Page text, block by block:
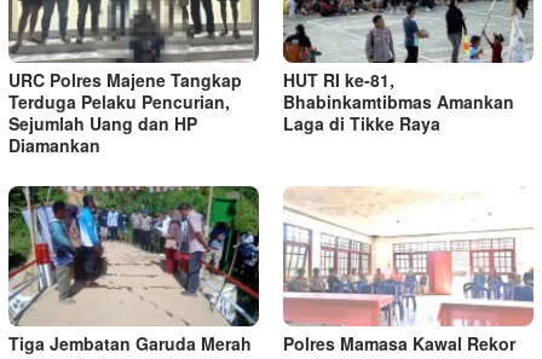
URC Polres Majene Tangkap
Terduga Pelaku Pencurian,
Sejumlah Uang dan HP
Diamankan
HUT RI ke-81,
Bhabinkamtibmas Amankan
Laga di Tikke Raya
Tiga Jembatan Garuda Merah
Polres Mamasa Kawal Rekor